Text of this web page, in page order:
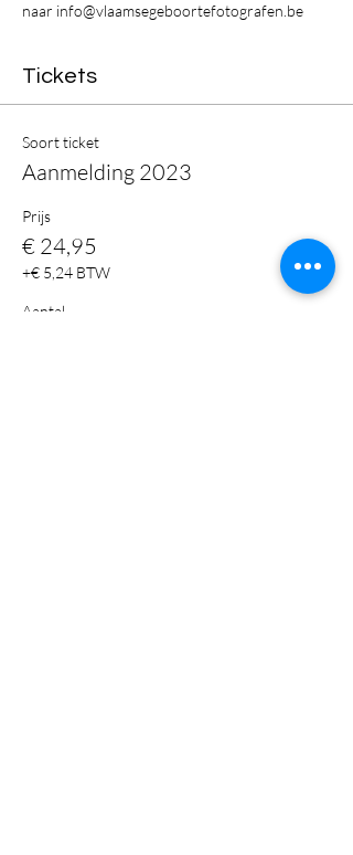
naar info@vlaamsegeboortefotografen.be
Tickets
Soort ticket
Aanmelding 2023
Prijs
€ 24,95
+€ 5,24 BTW
Aantal